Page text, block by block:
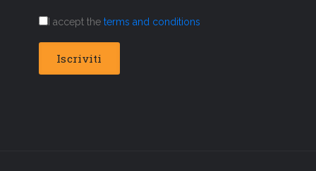
I accept the terms and conditions